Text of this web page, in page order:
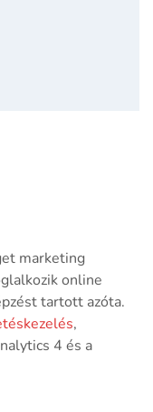
marketing
online
tartott azóta.
,
4 és a